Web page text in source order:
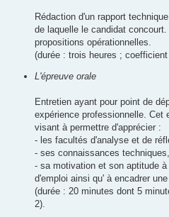
Rédaction d'un rapport
de laquelle le candidat
propositions opérationnelles.
(durée : trois heures ; coefficient
L'épreuve orale
Entretien ayant pour point de
expérience professionnelle. Cet
visant à permettre d'apprécier :
- les facultés d'analyse et de
- ses connaissances techniques,
- sa motivation et son aptitude
d'emploi ainsi qu' à encadrer
(durée : 20 minutes dont 5
2).